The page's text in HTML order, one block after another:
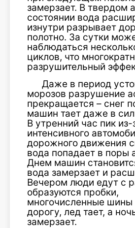
замерзает. В твердом
состоянии вода
изнутри разрывает
полотно. За сутки
наблюдаться
циклов, что
разрушительный
Даже в период
морозов разрушение
прекращается – снег
машин тает даже в
В утренний час пик из-
интенсивного
дорожного движения
вода попадает в поры
Днем машин
вода замерзает и
Вечером люди едут с
образуются пробки,
многочисленные шины
дорогу, лед тает, а
замерзает.